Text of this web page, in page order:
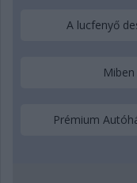
A lucfenyő
Prémium